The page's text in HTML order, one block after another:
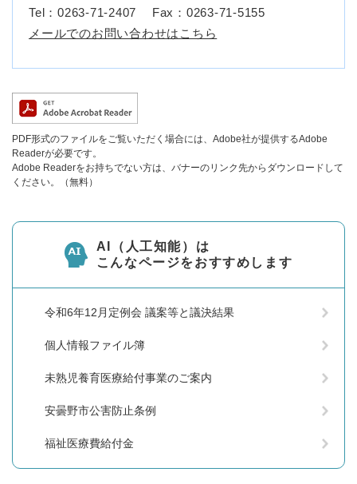
Tel：0263-71-2407
Fax：0263-71-5155
メールでのお問い合わせはこちら
PDF形式のファイルをご覧いただく場合には、Adobe社が提供するAdobe
Readerが必要です。
Adobe Readerをお持ちでない方は、バナーのリンク先からダウンロードして
ください。（無料）
AI（人工知能）は
こんなページをおすすめします
令和6年12月定例会 議案等と議決結果
個人情報ファイル簿
未熟児養育医療給付事業のご案内
安曇野市公害防止条例
福祉医療費給付金